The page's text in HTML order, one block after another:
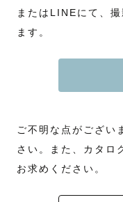
またはLINEにて、
ます。
ご不明な点がござい
さい。また、カタロ
お求めください。